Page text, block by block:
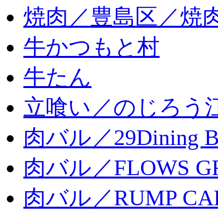
焼肉／豊島区／焼
牛かつもと村
牛たん
立喰い／のじろう
肉バル／29Dining
肉バル／FLOWS
肉バル／RUMP